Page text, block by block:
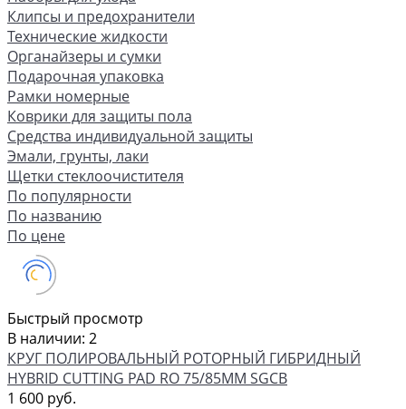
Клипсы и предохранители
Технические жидкости
Органайзеры и сумки
Подарочная упаковка
Рамки номерные
Коврики для защиты пола
Средства индивидуальной защиты
Эмали, грунты, лаки
Щетки стеклоочистителя
По популярности
По названию
По цене
Быстрый просмотр
В наличии: 2
КРУГ ПОЛИРОВАЛЬНЫЙ РОТОРНЫЙ ГИБРИДНЫЙ
HYBRID CUTTING PAD RO 75/85ММ SGCB
1 600 руб.